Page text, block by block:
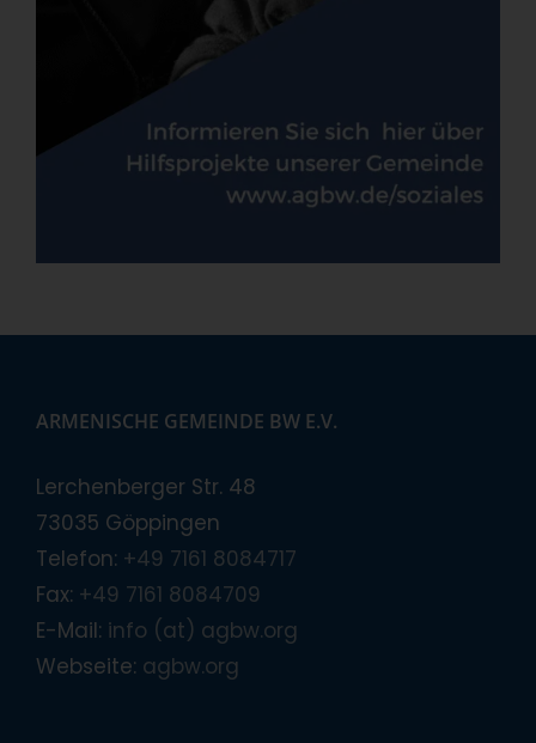
ARMENISCHE GEMEINDE BW E.V.
Lerchenberger Str. 48
73035 Göppingen
Telefon: +49 7161 8084717
Fax: +49 7161 8084709
E-Mail: info (at) agbw.org
Webseite: agbw.org